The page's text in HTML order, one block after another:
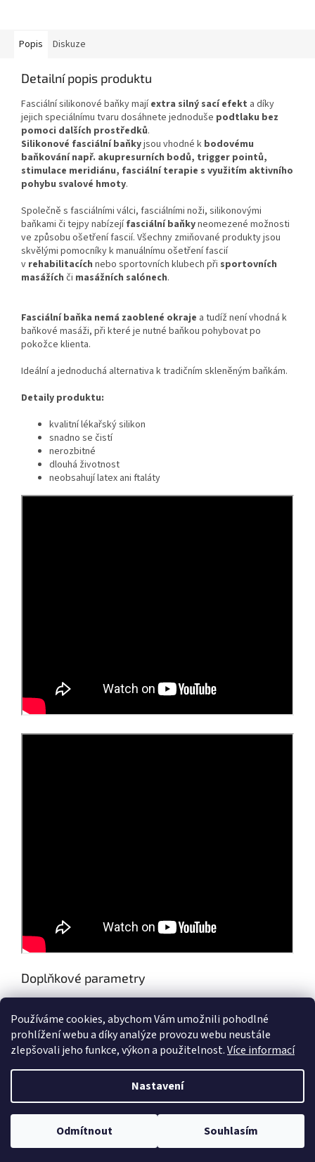
Používáme cookies, abychom Vám umožnili pohodlné
prohlížení webu a díky analýze provozu webu neustále
zlepšovali jeho funkce, výkon a použitelnost.Více informací
Nastavení
Odmítnout Souhlasím
Popis Diskuze
Detailní popis produktu
Fasciální silikonové baňky majíextra silný sací efekt a díky
jejich speciálnímu tvaru dosáhnete jednoduše podtlaku bez
pomoci dalších prostředků.
Silikonové fasciální baňkyjsou vhodné k bodovému
baňkování např. akupresurních bodů, trigger pointů,
stimulace meridiánu, fasciální terapie s využitím aktivního
pohybu svalové hmoty.
Společně s fasciálními válci, fasciálními noži, silikonovými
baňkami či tejpynabízejífasciální baňkyneomezené možnosti
ve způsobu ošetření fascií. Všechny zmiňované produkty jsou
skvělými pomocníky k manuálnímu ošetření fascií
v rehabilitacích nebo sportovních klubech při sportovních
masážích či masážních salónech.
Fasciální baňka nemá zaoblené okraje a tudíž není vhodná k
baňkové masáži, při které je nutné baňkou pohybovat po
pokožce klienta.
Ideální a jednoduchá alternativa k tradičním skleněným baňkám.
Detaily produktu:
kvalitní lékařský silikon
snadno se čistí
nerozbitné
dlouhá životnost
neobsahují latex ani ftaláty
Doplňkové parametry
Hmotnost: 0.199 kg
Vytvořil Shoptet
Copyright 2026 . Všechna práva vyhrazena.